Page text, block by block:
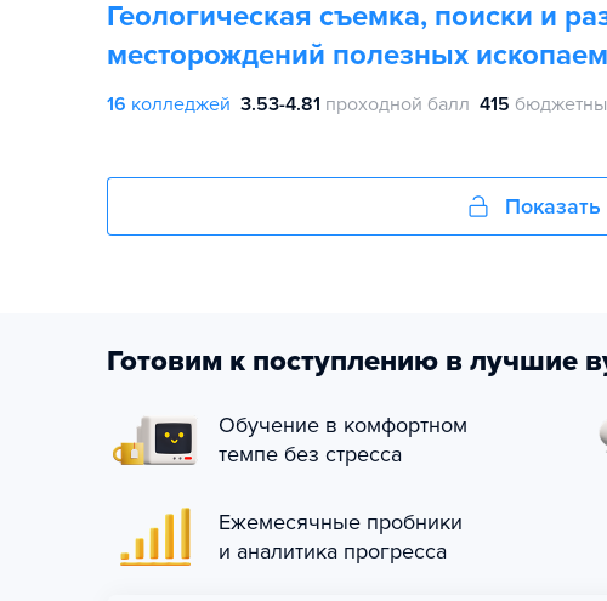
Геологическая съемка, поиски и
месторождений полезных
16 колледжей 3.53-4.81 проходной балл 415
Показать
Готовим к поступлению в лучшие
Обучение в комфортном
темпе без стресса
Ежемесячные пробники
и аналитика прогресса